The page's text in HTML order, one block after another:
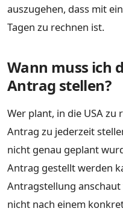
auszugehen, dass mit
Tagen zu rechnen ist.
Wann muss ich
Antrag stellen?
Wer plant, in die USA zu
Antrag zu jederzeit
nicht genau geplant
Antrag gestellt werden
Antragstellung
nicht nach einem